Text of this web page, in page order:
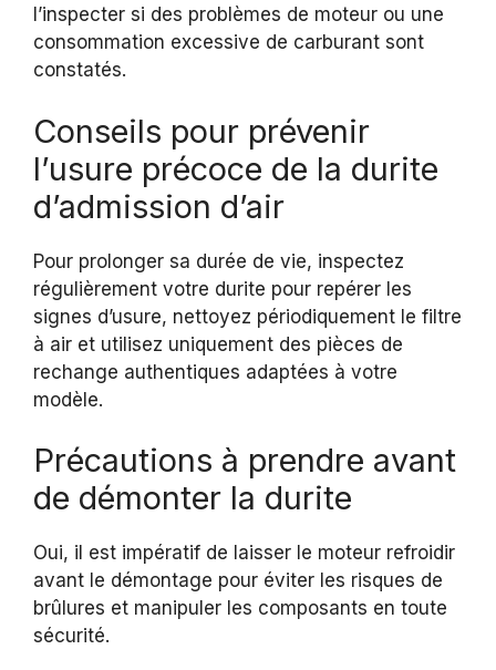
l’inspecter si des problèmes de moteur ou une
consommation excessive de carburant sont
constatés.
Conseils pour prévenir
l’usure précoce de la durite
d’admission d’air
Pour prolonger sa durée de vie, inspectez
régulièrement votre durite pour repérer les
signes d’usure, nettoyez périodiquement le filtre
à air et utilisez uniquement des pièces de
rechange authentiques adaptées à votre
modèle.
Précautions à prendre avant
de démonter la durite
Oui, il est impératif de laisser le moteur refroidir
avant le démontage pour éviter les risques de
brûlures et manipuler les composants en toute
sécurité.